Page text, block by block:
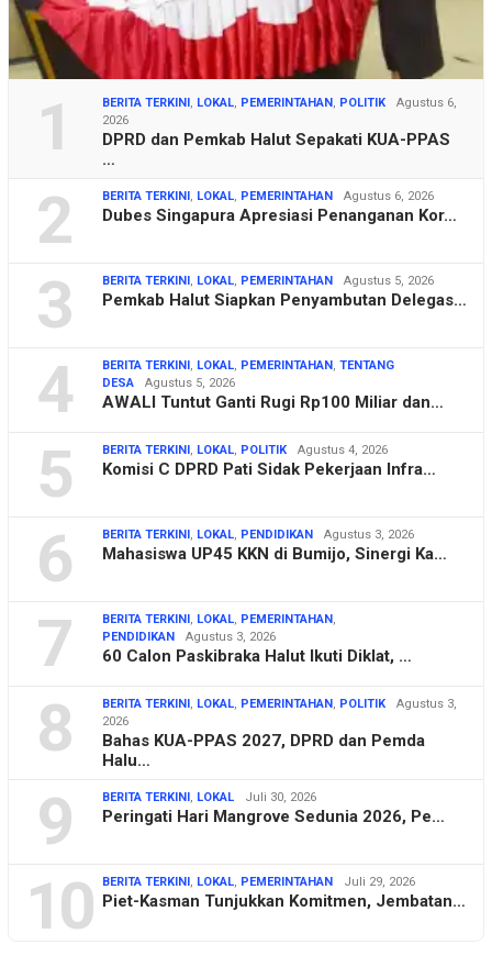
1 BERITA TERKINI , LOKAL, PEMERINTAHAN , POLITIK
Agustus 6,
2026
DPRD dan Pemkab Halut Sepakati KUA-PPAS
…
2 BERITA TERKINI , LOKAL, PEMERINTAHAN Agustus 6, 2026
Dubes Singapura Apresiasi Penanganan Kor…
3 BERITA TERKINI , LOKAL, PEMERINTAHAN Agustus 5, 2026
Pemkab Halut Siapkan Penyambutan Delegas…
4 BERITA TERKINI , LOKAL, PEMERINTAHAN , TENTANG
DESA
Agustus 5, 2026
AWALI Tuntut Ganti Rugi Rp100 Miliar dan…
5 BERITA TERKINI , LOKAL, POLITIK Agustus 4, 2026
Komisi C DPRD Pati Sidak Pekerjaan Infra…
6 BERITA TERKINI , LOKAL, PENDIDIKAN Agustus 3, 2026
Mahasiswa UP45 KKN di Bumijo, Sinergi Ka…
7 BERITA TERKINI , LOKAL, PEMERINTAHAN ,
PENDIDIKAN
Agustus 3, 2026
60 Calon Paskibraka Halut Ikuti Diklat, …
8 BERITA TERKINI , LOKAL, PEMERINTAHAN , POLITIK
Agustus 3,
2026
Bahas KUA-PPAS 2027, DPRD dan Pemda
Halu…
9 BERITA TERKINI , LOKAL Juli 30, 2026
Peringati Hari Mangrove Sedunia 2026, Pe…
10 BERITA TERKINI , LOKAL, PEMERINTAHAN Juli 29, 2026
Piet-Kasman Tunjukkan Komitmen, Jembatan…